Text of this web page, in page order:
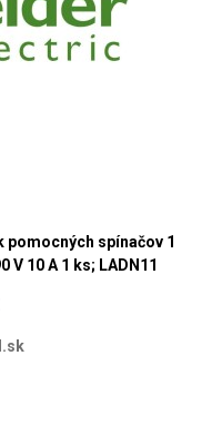
pomocných spínačov 1
V 10 A 1 ks; LADN11